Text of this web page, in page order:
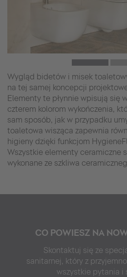
Wygląd bidetów i misek
na tej samej koncepcji
Elementy te płynnie wpisują się
czterem kolorom wykończenia,
sam sposób, jak w przypadku
toaletowa wisząca zapewnia
higieny dzięki funkcjom
Wszystkie elementy ceramiczne
wykonane ze szkliwa
CO POWIESZ NA
Skontaktuj się ze
sanitarnej, który z
wszystkie pytania i